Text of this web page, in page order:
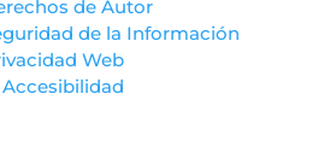
de Autor
de la Información
Web